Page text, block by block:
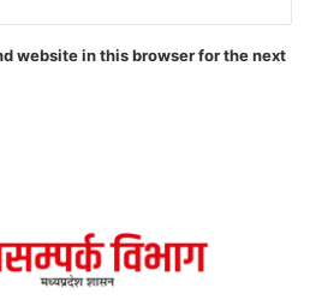
website in this browser for the next